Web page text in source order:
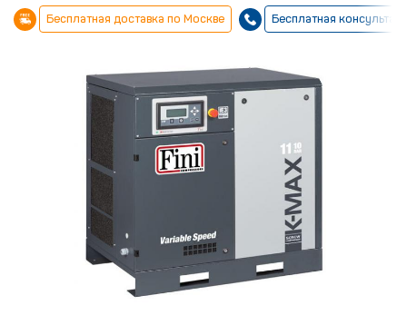
Бесплатная доставка по Москве Бесплатная